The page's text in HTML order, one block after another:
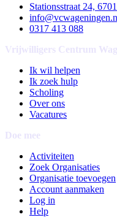
Stationsstraat 24,
0317 413 088
Vrijwilligers Centrum
Ik wil helpen
Ik zoek hulp
Scholing
Over ons
Vacatures
Doe mee
Activiteiten
Zoek Organisaties
Organisatie toevoegen
Account aanmaken
Log in
Help